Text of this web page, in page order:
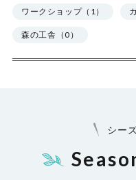
ワークショップ（1）
森の工舎（0）
シー